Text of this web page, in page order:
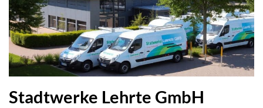
Stadtwerke Lehrte GmbH